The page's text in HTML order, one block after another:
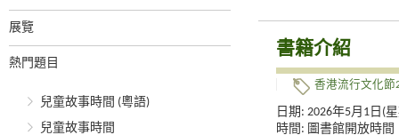
展覽
熱門題目
兒童故事時間 (粵語)
兒童故事時間
書籍介紹
香港流行文化節
日期: 2026年5月1日(
時間: 圖書館開放時間